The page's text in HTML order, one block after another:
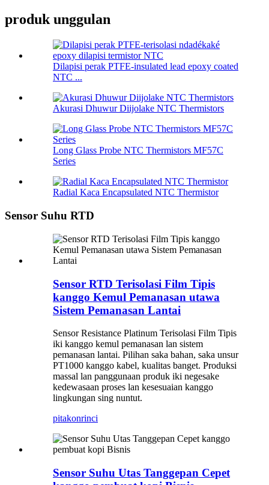
produk unggulan
Dilapisi perak PTFE-insulated lead epoxy coated
NTC ...
Akurasi Dhuwur Diijolake NTC Thermistors
Long Glass Probe NTC Thermistors MF57C
Series
Radial Kaca Encapsulated NTC Thermistor
Sensor Suhu RTD
Sensor RTD Terisolasi Film Tipis
kanggo Kemul Pemanasan utawa
Sistem Pemanasan Lantai
Sensor Resistance Platinum Terisolasi Film Tipis
iki kanggo kemul pemanasan lan sistem
pemanasan lantai. Pilihan saka bahan, saka unsur
PT1000 kanggo kabel, kualitas banget. Produksi
massal lan panggunaan produk iki negesake
kedewasaan proses lan kesesuaian kanggo
lingkungan sing nuntut.
pitakonrinci
Sensor Suhu Utas Tanggepan Cepet